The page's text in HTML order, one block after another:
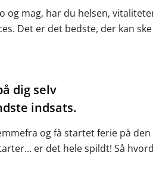
og mag, har du helsen,
Det er det bedste, der kan
dig selv
indsats.
og få startet ferie på
er det hele spildt! Så